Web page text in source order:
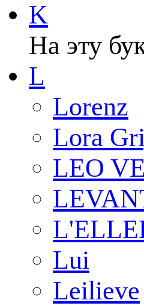
K
На эту
L
Lorenz
Lora
LEO
Lui
Leilieve